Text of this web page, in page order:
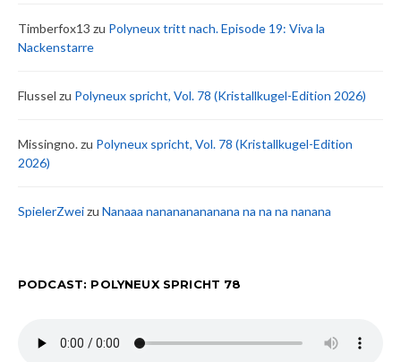
Timberfox13 zu Polyneux tritt nach. Episode 19: Viva la
Nackenstarre
Flussel zu Polyneux spricht, Vol. 78 (Kristallkugel-Edition 2026)
Missingno.zu Polyneux spricht, Vol. 78 (Kristallkugel-Edition
2026)
SpielerZweizu Nanaaa nanananananana na na na nanana
PODCAST: POLYNEUX SPRICHT 78